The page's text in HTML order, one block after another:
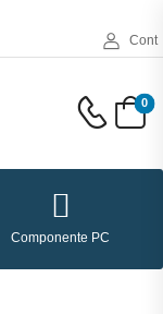
Cont
0
Componente PC